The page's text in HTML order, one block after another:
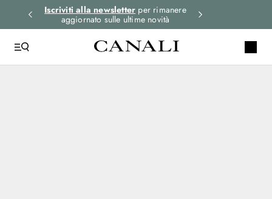
Iscriviti alla newsletter per rimanere
aggiornato sulle ultime novità